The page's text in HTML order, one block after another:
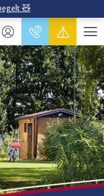
🧸